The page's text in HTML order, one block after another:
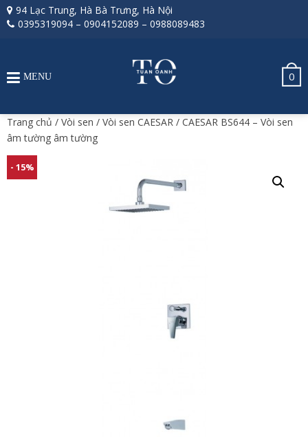
94 Lạc Trung, Hà Bà Trưng, Hà Nội
0395319094 – 0904152089 – 0988089483
0
MENU
Trang chủ / Vòi sen / Vòi sen CAESAR / CAESAR BS644 – Vòi sen
âm tường âm tường
- 15%